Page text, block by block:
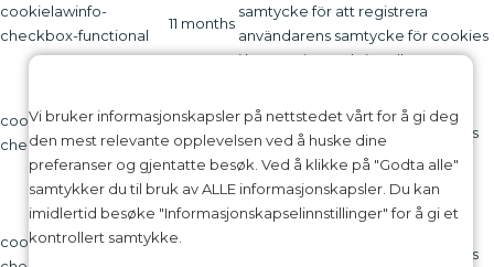
Vi bruker informasjonskapsler på nettstedet vårt for å gi deg
den mest relevante opplevelsen ved å huske dine
preferanser og gjentatte besøk. Ved å klikke på "Godta alle"
samtykker du til bruk av ALLE informasjonskapsler. Du kan
imidlertid besøke "Informasjonskapselinnstillinger" for å gi et
kontrollert samtykke.
cookielawinfo-
checkbox-functional
11 months
samtycke för att registrera
användarens samtycke för cookies
i kategorin "Funktionell".
cookielawinfo-
checkbox-necessary
11 months
Cookie Consent-plugin. Cookies
används för att lagra användarens
samtycke för cookies i kategorin
"Nödvändigt".
cookielawinfo-
Denna cookie ställs in av GDPR
används för att lagra användarens